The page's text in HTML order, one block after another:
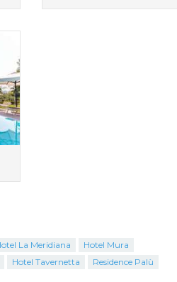
La Meridiana
Hotel Mura
Hotel Tavernetta Residence Palù